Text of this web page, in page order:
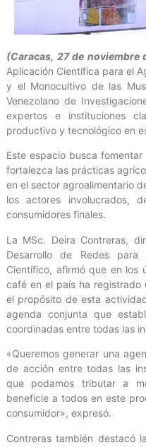
(Caracas, 27 de noviembre
Aplicación Científica para el
y el Monocultivo de las
Venezolano de
expertos e instituciones
productivo y tecnológico en
Este espacio busca
fortalezca las prácticas
en el sector agroalimentario
los actores involucrados,
consumidores finales.
La MSc. Deira Contreras,
Desarrollo de Redes para
Científico, afirmó que en los
café en el país ha
el propósito de esta
agenda conjunta que
coordinadas entre todas las
«Queremos generar una
de acción entre todas las
que podamos tributar a
beneficie a todos en este
consumidor», expresó.
Contreras también destacó